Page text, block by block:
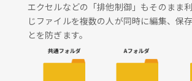
エクセルなどの「排他制御」もそのまま
じファイルを複数の人が同時に編集、保
とを防ぎます。